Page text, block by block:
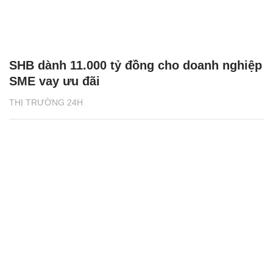
THỊ TRƯỜNG 24H
SHB dành 11.000 tỷ đồng cho doanh nghiệp
SME vay ưu đãi